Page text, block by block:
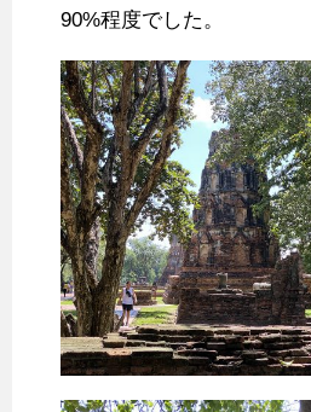
90%程度でした。